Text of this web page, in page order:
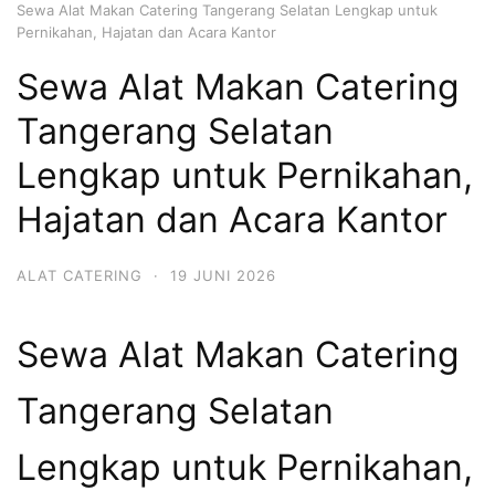
Sewa Alat Makan Catering Tangerang Selatan Lengkap untuk
Pernikahan, Hajatan dan Acara Kantor
Sewa Alat Makan Catering
Tangerang Selatan
Lengkap untuk Pernikahan,
Hajatan dan Acara Kantor
ALAT CATERING · 19 JUNI 2026
Sewa Alat Makan Catering
Tangerang Selatan
Lengkap untuk Pernikahan,